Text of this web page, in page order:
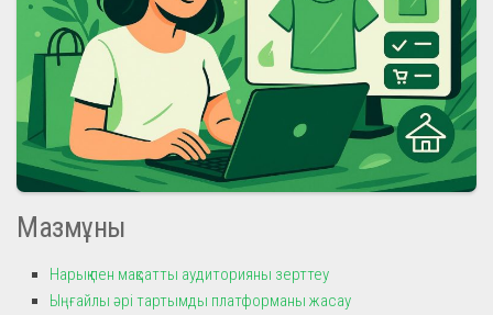
Мазмұны
Нарық пен мақсатты аудиторияны зерттеу
Ыңғайлы әрі тартымды платформаны жасау